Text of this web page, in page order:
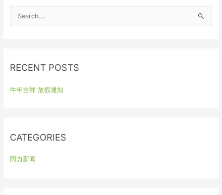
c
f
RECENT POSTS
牛年吉祥 放假通知
CATEGORIES
同力新闻